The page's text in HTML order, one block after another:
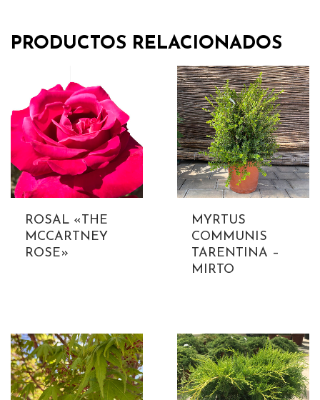
PRODUCTOS RELACIONADOS
ROSAL «THE
MCCARTNEY
ROSE»
MYRTUS
COMMUNIS
TARENTINA –
MIRTO